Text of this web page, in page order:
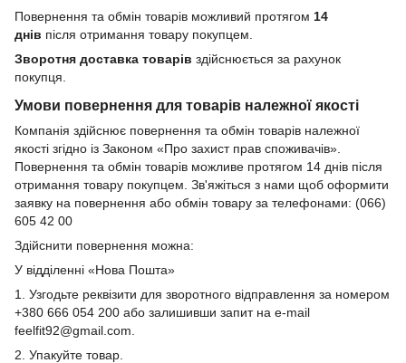
Повернення та обмін товарів можливий протягом 14
днів після отримання товару покупцем.
Зворотня доставка товарів здійснюється за рахунок
покупця.
Умови повернення для товарів належної якості
Компанія здійснює повернення та обмін товарів належної
якості згідно із Законом «Про захист прав споживачів».
Повернення та обмін товарів можливе протягом 14 днів після
отримання товару покупцем. Зв'яжіться з нами щоб оформити
заявку на повернення або обмін товару за телефонами: (066)
605 42 00
Здійснити повернення можна:
У відділенні «Нова Пошта»
1. Узгодьте реквізити для зворотного відправлення за номером
+380 666 054 200 або залишивши запит на e-mail
feelfit92@gmail.com.
2. Упакуйте товар.